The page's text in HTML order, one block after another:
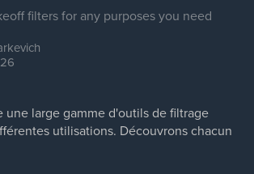
filters for any purposes you need
une large gamme d'outils de filtrage
utilisations. Découvrons chacun